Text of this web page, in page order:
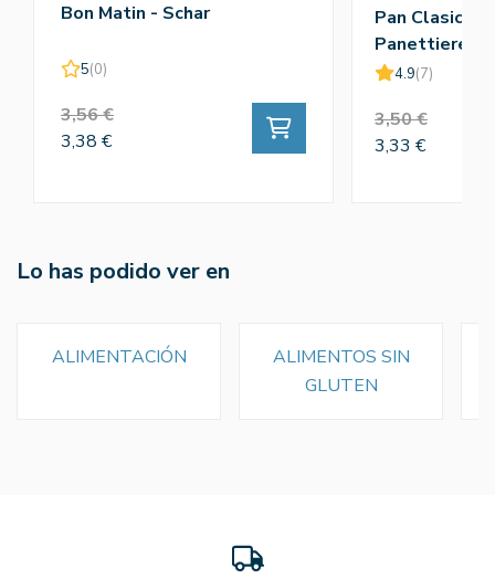
Bon Matin - Schar
5(0)
3,56 €
3,38 €
Pan Clasico
Panettiere
4.9(7)
3,50 €
3,33 €
Lo has podido ver en
ALIMENTACIÓN
ALIMENTOS SIN
GLUTEN